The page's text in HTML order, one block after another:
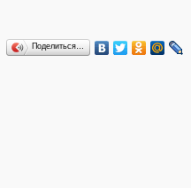
Поделиться…